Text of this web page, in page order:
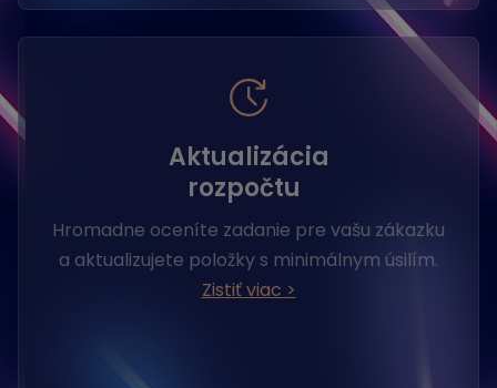
Aktualizácia
rozpočtu
Hromadne oceníte zadanie pre vašu zákazku
a aktualizujete položky s minimálnym úsilím.
Zistiť viac >